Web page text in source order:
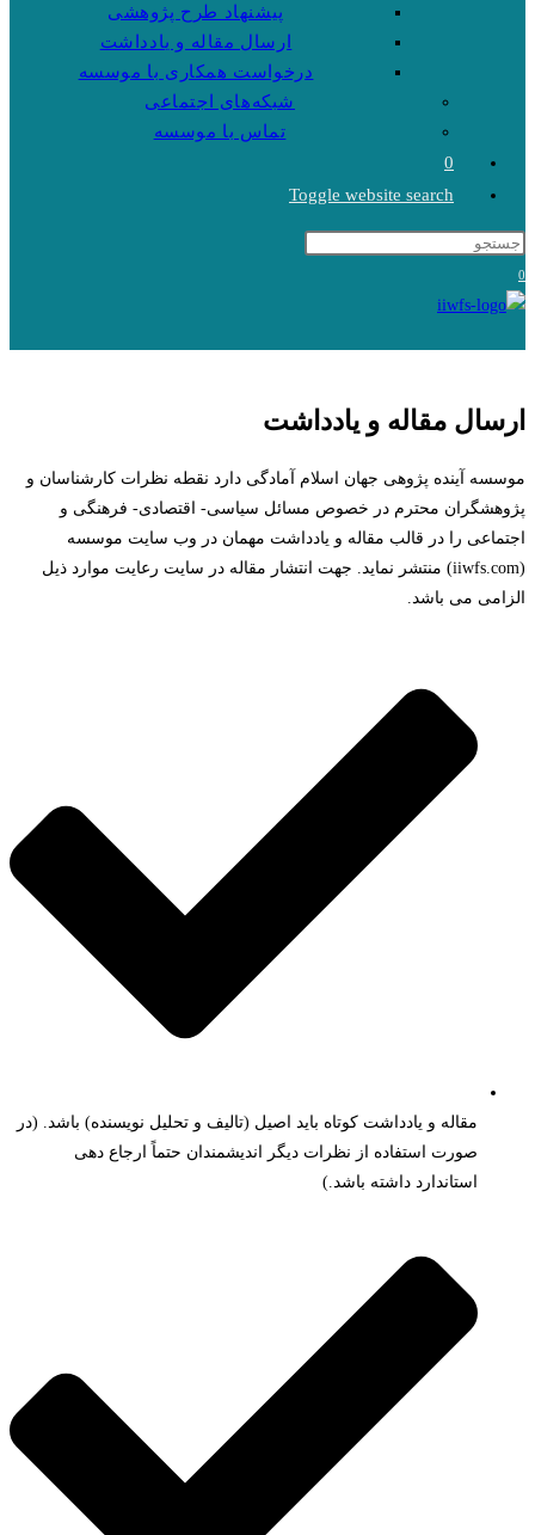
پیشنهاد طرح پژوهشی
ارسال مقاله و یادداشت
درخواست همکاری با موسسه
شبکه‌های اجتماعی
تماس با موسسه
0
Toggle website search
0
ارسال مقاله و یادداشت
موسسه آینده پژوهی جهان اسلام آمادگی دارد نقطه نظرات کارشناسان و
پژوهشگران محترم در خصوص مسائل سیاسی- اقتصادی- فرهنگی و
اجتماعی را در قالب مقاله و یادداشت مهمان در وب سایت موسسه
(iiwfs.com) منتشر نماید. جهت انتشار مقاله در سایت رعایت موارد ذیل
الزامی می باشد.
مقاله و یادداشت کوتاه باید اصیل (تالیف و تحلیل نویسنده) باشد. (در
صورت استفاده از نظرات دیگر اندیشمندان حتماً ارجاع دهی
استاندارد داشته باشد.)